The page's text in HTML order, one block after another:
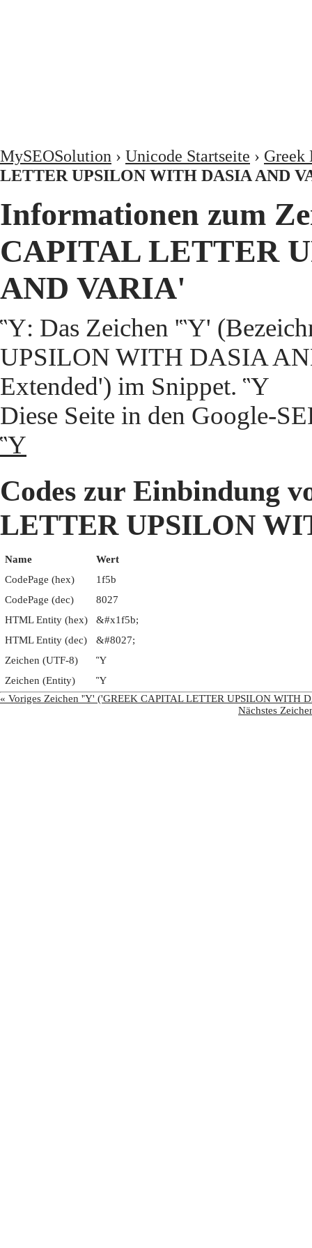
MySEOSolution › Unicode Startseite › Greek
LETTER UPSILON WITH DASIA AND
Informationen zum
CAPITAL LETTER
AND VARIA'
Ὓ: Das Zeichen 'Ὓ'
UPSILON WITH DASIA
Extended') im Snippet. Ὓ
Diese Seite in den Google-
Ὓ
Codes zur Einbindung
LETTER UPSILON
Name
Wert
CodePage (hex)
1f5b
CodePage (dec)
8027
HTML Entity (hex)
&#x1f5b;
HTML Entity (dec)
&#8027;
Zeichen (UTF-8)
Ὓ
Zeichen (Entity)
Ὓ
« Voriges Zeichen 'Ὑ' ('GREEK CAPITAL LETTER UPSILON WITH
Nächstes